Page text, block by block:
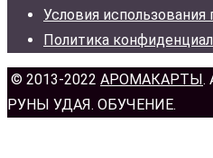
Условия
Политика
© 2013-2022 АРОМАКАРТЫ .
РУНЫ УДАЯ. ОБУЧЕНИЕ.